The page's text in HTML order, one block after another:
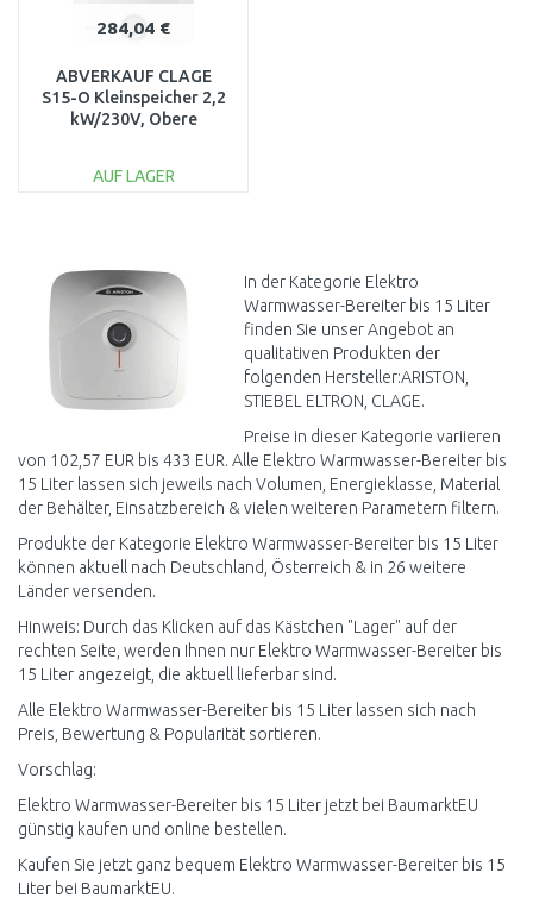
284,04 €
ABVERKAUF CLAGE
S15-O Kleinspeicher 2,2
kW/230V, Obere
AUF LAGER
Vergleichen
In der Kategorie Elektro
Warmwasser-Bereiter bis 15 Liter
finden Sie unser Angebot an
qualitativen Produkten der
folgenden Hersteller:ARISTON,
STIEBEL ELTRON, CLAGE.
Preise in dieser Kategorie variieren
von 102,57 EUR bis 433 EUR. Alle Elektro Warmwasser-Bereiter bis
15 Liter lassen sich jeweils nach Volumen, Energieklasse, Material
der Behälter, Einsatzbereich & vielen weiteren Parametern filtern.
Produkte der Kategorie Elektro Warmwasser-Bereiter bis 15 Liter
können aktuell nach Deutschland, Österreich & in 26 weitere
Länder versenden.
Hinweis: Durch das Klicken auf das Kästchen "Lager" auf der
rechten Seite, werden Ihnen nur Elektro Warmwasser-Bereiter bis
15 Liter angezeigt, die aktuell lieferbar sind.
Alle Elektro Warmwasser-Bereiter bis 15 Liter lassen sich nach
Preis, Bewertung & Popularität sortieren.
Vorschlag:
Elektro Warmwasser-Bereiter bis 15 Liter jetzt bei BaumarktEU
günstig kaufen und online bestellen.
Kaufen Sie jetzt ganz bequem Elektro Warmwasser-Bereiter bis 15
Liter bei BaumarktEU.